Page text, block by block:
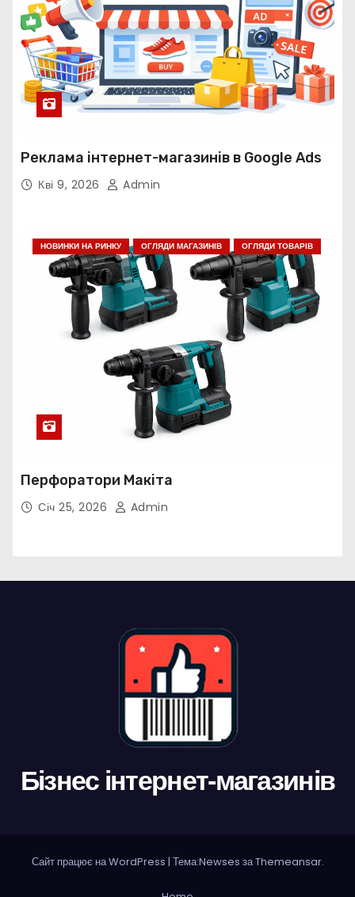
Реклама інтернет-магазинів в Google Ads
Кві 9, 2026 Admin
НОВИНКИ НА РИНКУ ОГЛЯДИ МАГАЗИНІВ ОГЛЯДИ ТОВАРІВ
Перфоратори Макіта
Січ 25, 2026 Admin
Бізнес інтернет-магазинів
Сайт працює на WordPress | Тема:Newses заThemeansar.